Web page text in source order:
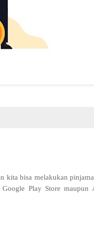
kita bisa melakukan
Play Store maupun